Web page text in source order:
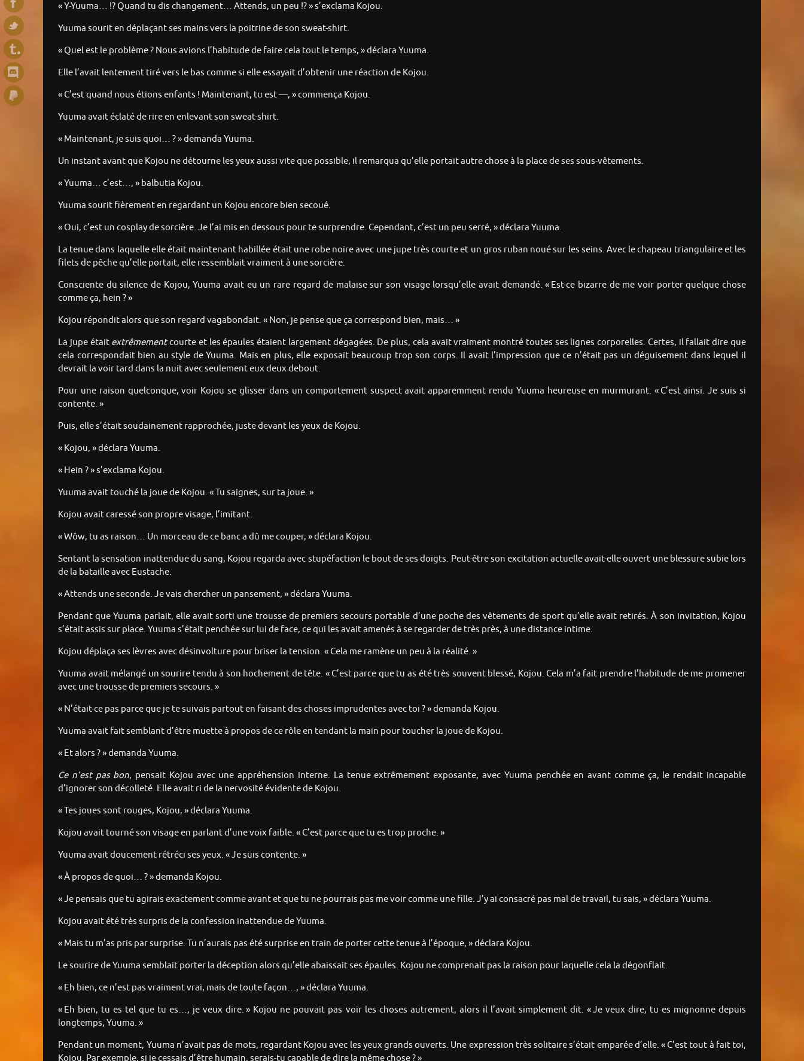
« Y-Yuuma… !? Quand tu dis changement… Attends, un peu !? » s’exclama Kojou.
Yuuma sourit en déplaçant ses mains vers la poitrine de son sweat-shirt.
« Quel est le problème ? Nous avions l’habitude de faire cela tout le temps, » déclara Yuuma.
Elle l’avait lentement tiré vers le bas comme si elle essayait d’obtenir une réaction de Kojou.
« C’est quand nous étions enfants ! Maintenant, tu est —, » commença Kojou.
Yuuma avait éclaté de rire en enlevant son sweat-shirt.
« Maintenant, je suis quoi… ? » demanda Yuuma.
Un instant avant que Kojou ne détourne les yeux aussi vite que possible, il remarqua qu’elle portait autre chose à la place de ses sous-vêtements.
« Yuuma… c’est…, » balbutia Kojou.
Yuuma sourit fièrement en regardant un Kojou encore bien secoué.
« Oui, c’est un cosplay de sorcière. Je l’ai mis en dessous pour te surprendre. Cependant, c’est un peu serré, » déclara Yuuma.
La tenue dans laquelle elle était maintenant habillée était une robe noire avec une jupe très courte et un gros ruban noué sur les seins. Avec le chapeau triangulaire et les
filets de pêche qu’elle portait, elle ressemblait vraiment à une sorcière.
Consciente du silence de Kojou, Yuuma avait eu un rare regard de malaise sur son visage lorsqu’elle avait demandé. « Est-ce bizarre de me voir porter quelque chose
comme ça, hein ? »
Kojou répondit alors que son regard vagabondait. « Non, je pense que ça correspond bien, mais… »
La jupe était extrêmementcourte et les épaules étaient largement dégagées. De plus, cela avait vraiment montré toutes ses lignes corporelles. Certes, il fallait dire que
cela correspondait bien au style de Yuuma. Mais en plus, elle exposait beaucoup trop son corps. Il avait l’impression que ce n’était pas un déguisement dans lequel il
devrait la voir tard dans la nuit avec seulement eux deux debout.
Pour une raison quelconque, voir Kojou se glisser dans un comportement suspect avait apparemment rendu Yuuma heureuse en murmurant. « C’est ainsi. Je suis si
contente. »
Puis, elle s’était soudainement rapprochée, juste devant les yeux de Kojou.
« Kojou, » déclara Yuuma.
« Hein ? » s’exclama Kojou.
Yuuma avait touché la joue de Kojou. « Tu saignes, sur ta joue. »
Kojou avait caressé son propre visage, l’imitant.
« Wôw, tu as raison… Un morceau de ce banc a dû me couper, » déclara Kojou.
Sentant la sensation inattendue du sang, Kojou regarda avec stupéfaction le bout de ses doigts. Peut-être son excitation actuelle avait-elle ouvert une blessure subie lors
de la bataille avec Eustache.
« Attends une seconde. Je vais chercher un pansement, » déclara Yuuma.
Pendant que Yuuma parlait, elle avait sorti une trousse de premiers secours portable d’une poche des vêtements de sport qu’elle avait retirés. À son invitation, Kojou
s’était assis sur place. Yuuma s’était penchée sur lui de face, ce qui les avait amenés à se regarder de très près, à une distance intime.
Kojou déplaça ses lèvres avec désinvolture pour briser la tension. « Cela me ramène un peu à la réalité. »
Yuuma avait mélangé un sourire tendu à son hochement de tête. « C’est parce que tu as été très souvent blessé, Kojou. Cela m’a fait prendre l’habitude de me promener
avec une trousse de premiers secours. »
« N’était-ce pas parce que je te suivais partout en faisant des choses imprudentes avec toi ? » demanda Kojou.
Yuuma avait fait semblant d’être muette à propos de ce rôle en tendant la main pour toucher la joue de Kojou.
« Et alors ? » demanda Yuuma.
Ce n’est pas bon, pensait Kojou avec une appréhension interne. La tenue extrêmement exposante, avec Yuuma penchée en avant comme ça, le rendait incapable
d’ignorer son décolleté. Elle avait ri de la nervosité évidente de Kojou.
« Tes joues sont rouges, Kojou, » déclara Yuuma.
Kojou avait tourné son visage en parlant d’une voix faible. « C’est parce que tu es trop proche. »
Yuuma avait doucement rétréci ses yeux. « Je suis contente. »
« À propos de quoi… ? » demanda Kojou.
« Je pensais que tu agirais exactement comme avant et que tu ne pourrais pas me voir comme une fille. J’y ai consacré pas mal de travail, tu sais, » déclara Yuuma.
Kojou avait été très surpris de la confession inattendue de Yuuma.
« Mais tu m’as pris par surprise. Tu n’aurais pas été surprise en train de porter cette tenue à l’époque, » déclara Kojou.
Le sourire de Yuuma semblait porter la déception alors qu’elle abaissait ses épaules. Kojou ne comprenait pas la raison pour laquelle cela la dégonflait.
« Eh bien, ce n’est pas vraiment vrai, mais de toute façon…, » déclara Yuuma.
« Eh bien, tu es tel que tu es…, je veux dire. » Kojou ne pouvait pas voir les choses autrement, alors il l’avait simplement dit. « Je veux dire, tu es mignonne depuis
longtemps, Yuuma. »
Pendant un moment, Yuuma n’avait pas de mots, regardant Kojou avec les yeux grands ouverts. Une expression très solitaire s’était emparée d’elle. « C’est tout à fait toi,
Kojou. Par exemple, si je cessais d’être humain, serais-tu capable de dire la même chose ? »